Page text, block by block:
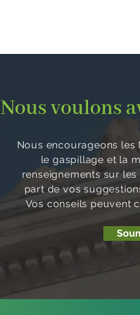
Nous voulons
Nous encourageons les
le gaspillage et la
renseignements sur
part de vos
Vos conseils peuvent